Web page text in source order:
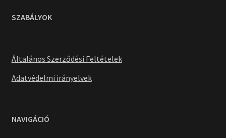
SZABÁLYOK
Általános Szerződési Feltételek
Adatvédelmi irányelvek
NAVIGÁCIÓ